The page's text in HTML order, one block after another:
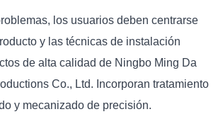
los usuarios deben centrarse
y las técnicas de instalación
de alta calidad de Ningbo Ming Da
Co., Ltd. Incorporan tratamiento
y mecanizado de precisión.